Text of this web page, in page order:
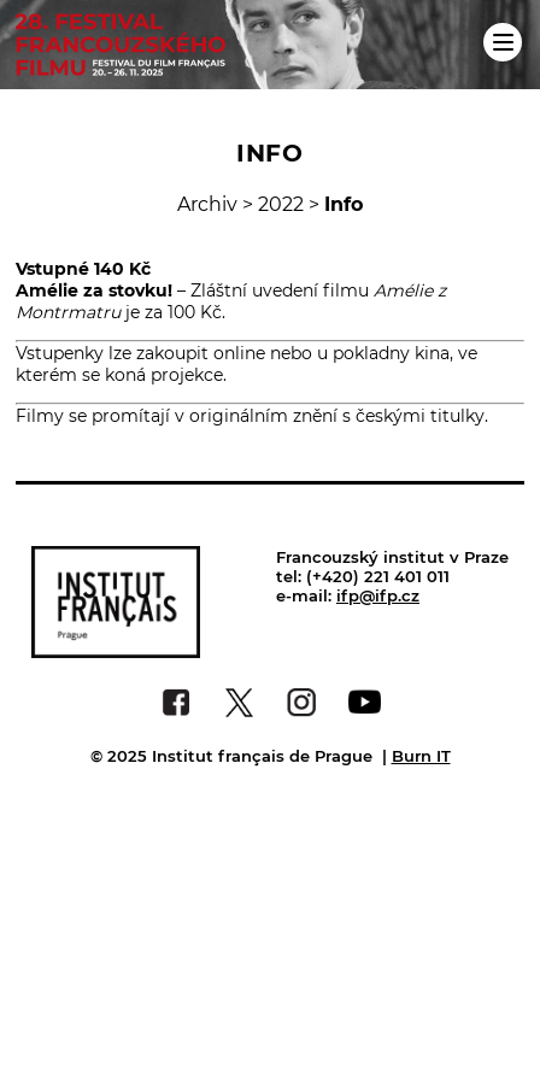
INFO
Archiv > 2022 > Info
Vstupné 140 Kč
Amélie za stovku! – Zláštní uvedení filmu Amélie z
Montrmatru je za 100 Kč.
Vstupenky lze zakoupit online nebo u pokladny kina, ve
kterém se koná projekce.
Filmy se promítají v originálním znění s českými titulky.
Francouzský institut v Praze
tel: (+420) 221 401 011
e-mail: ifp@ifp.cz
© 2025 Institut français de Prague | Burn IT